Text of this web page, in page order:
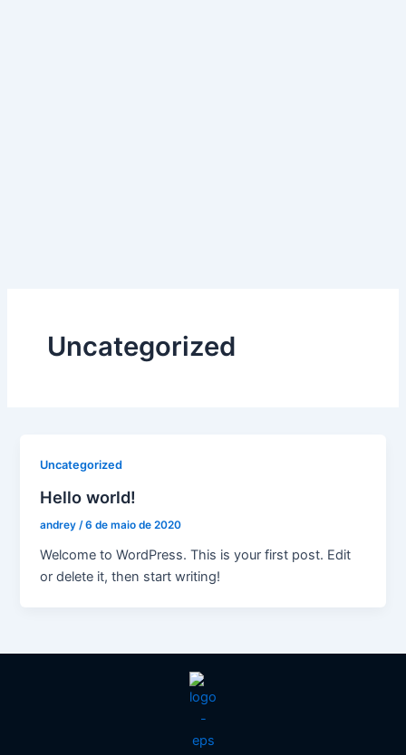
Uncategorized
Uncategorized
Hello world!
andrey/6 de maio de 2020
Welcome to WordPress. This is your first post. Edit
or delete it, then start writing!